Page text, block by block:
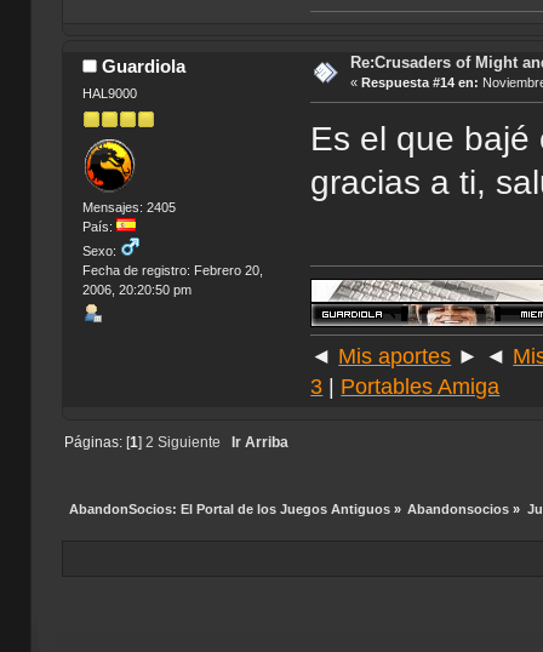
Guardiola
HAL9000
Mensajes: 2405
País:
Sexo:
Fecha de registro: Febrero 20,
2006, 20:20:50 pm
Re:Crusaders of Might
« Respuesta #14 en:
Es el que
gracias a ti,
◄ Mis aportes ► ◄
3
Portables Amiga
Páginas: [ 1] 2 Siguiente Ir Arriba
AbandonSocios: El Portal de los Juegos Antiguos» Abandonsocios »